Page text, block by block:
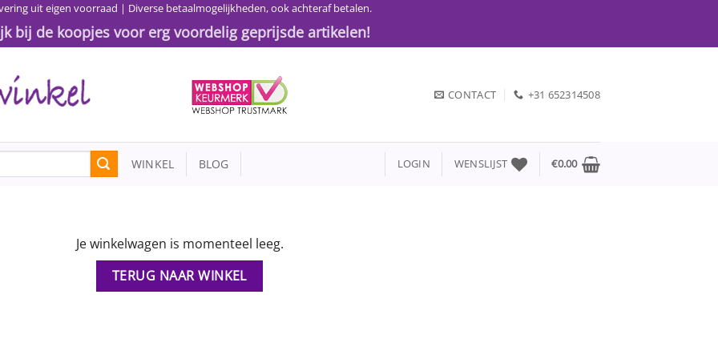
uit eigen voorraad | Diverse betaalmogelijkheden, ook achteraf betalen.
bij de koopjes voor erg voordelig geprijsde artikelen!
CONTACT +31 652314508
WINKEL BLOG LOGIN WENSLIJST €0.00
Je winkelwagen is momenteel leeg.
TERUG NAAR WINKEL